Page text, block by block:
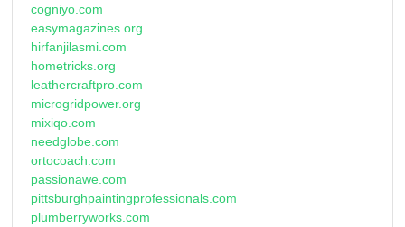
cogniyo.com
easymagazines.org
hirfanjilasmi.com
hometricks.org
leathercraftpro.com
microgridpower.org
mixiqo.com
needglobe.com
ortocoach.com
passionawe.com
pittsburghpaintingprofessionals.com
plumberryworks.com